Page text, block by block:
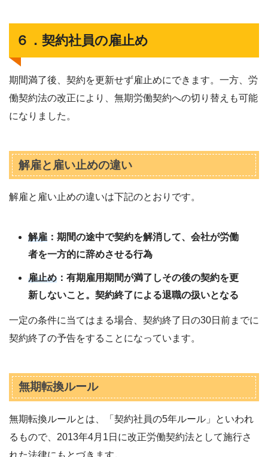
６．契約社員の雇止め
期間満了後、契約を更新せず雇止めにできます。一方、労
働契約法の改正により、無期労働契約への切り替えも可能
になりました。
解雇と雇い止めの違い
解雇と雇い止めの違いは下記のとおりです。
解雇 ：期間の途中で契約を解消して、会社が労働
者を一方的に辞めさせる行為
雇止め ：有期雇用期間が満了しその後の契約を更
新しないこと。契約終了による退職の扱いとなる
一定の条件に当てはまる場合、契約終了日の30日前までに
契約終了の予告をすることになっています。
無期転換ルール
無期転換ルールとは、「契約社員の5年ルール」といわれ
るもので、2013年4月1日に改正労働契約法として施行さ
れた法律にもとづきます。